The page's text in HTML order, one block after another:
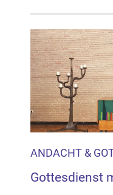
ANDACHT &
Gottesdienst